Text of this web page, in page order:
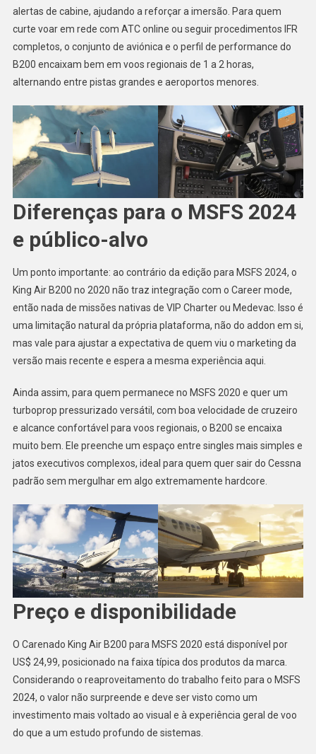
alertas de cabine, ajudando a reforçar a imersão. Para quem
curte voar em rede com ATC online ou seguir procedimentos IFR
completos, o conjunto de aviónica e o perfil de performance do
B200 encaixam bem em voos regionais de 1 a 2 horas,
alternando entre pistas grandes e aeroportos menores.
Diferenças para o MSFS 2024
e público-alvo
Um ponto importante: ao contrário da edição para MSFS 2024, o
King Air B200 no 2020 não traz integração com o Career mode,
então nada de missões nativas de VIP Charter ou Medevac. Isso é
uma limitação natural da própria plataforma, não do addon em si,
mas vale para ajustar a expectativa de quem viu o marketing da
versão mais recente e espera a mesma experiência aqui.
Ainda assim, para quem permanece no MSFS 2020 e quer um
turboprop pressurizado versátil, com boa velocidade de cruzeiro
e alcance confortável para voos regionais, o B200 se encaixa
muito bem. Ele preenche um espaço entre singles mais simples e
jatos executivos complexos, ideal para quem quer sair do Cessna
padrão sem mergulhar em algo extremamente hardcore.
Preço e disponibilidade
O Carenado King Air B200 para MSFS 2020 está disponível por
US$ 24,99, posicionado na faixa típica dos produtos da marca.
Considerando o reaproveitamento do trabalho feito para o MSFS
2024, o valor não surpreende e deve ser visto como um
investimento mais voltado ao visual e à experiência geral de voo
do que a um estudo profundo de sistemas.